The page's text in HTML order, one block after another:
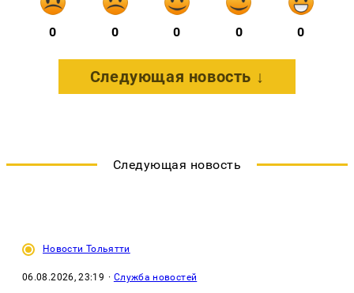
0 0 0 0 0
Следующая новость ↓
Следующая новость
Новости Тольятти
06.08.2026, 23:19 · Служба новостей